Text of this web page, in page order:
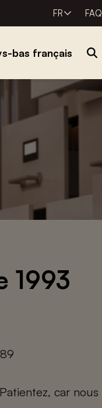
FR FAQ
bas français
1993
car nous